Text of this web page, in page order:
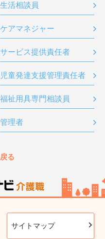
生活相談員
ケアマネジャー
サービス提供責任者
児童発達支援管理責任者
福祉用具専門相談員
管理者
る
サイトマップ